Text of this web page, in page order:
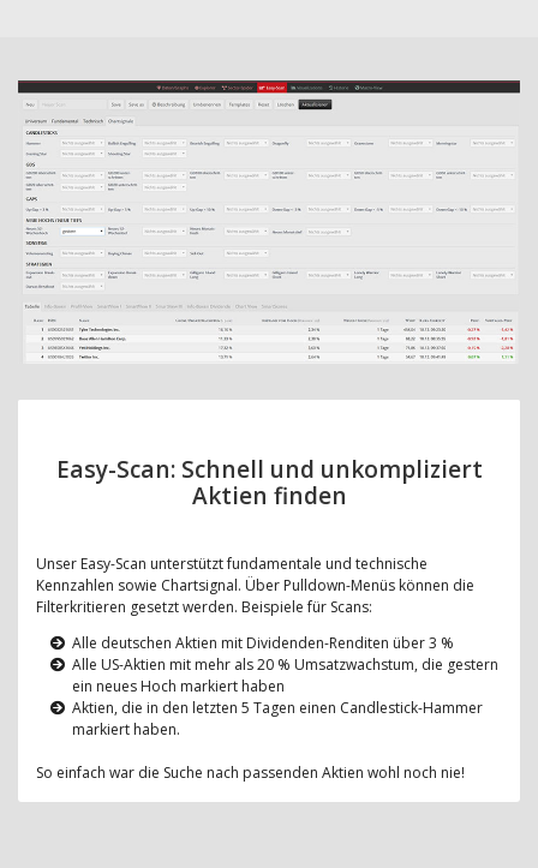
Easy-Scan: Schnell und unkompliziert
Aktien finden
Unser Easy-Scan unterstützt fundamentale und technische
Kennzahlen sowie Chartsignal. Über Pulldown-Menüs können die
Filterkritieren gesetzt werden. Beispiele für Scans:
Alle deutschen Aktien mit Dividenden-Renditen über 3 %
Alle US-Aktien mit mehr als 20 % Umsatzwachstum, die gestern
ein neues Hoch markiert haben
Aktien, die in den letzten 5 Tagen einen Candlestick-Hammer
markiert haben.
So einfach war die Suche nach passenden Aktien wohl noch nie!